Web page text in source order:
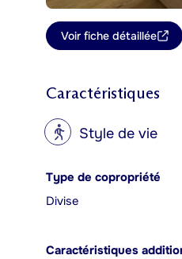
Voir fiche détaillée
Caractéristiques
? Style de vie
Type de copropriété
Divise
Caractéristiques